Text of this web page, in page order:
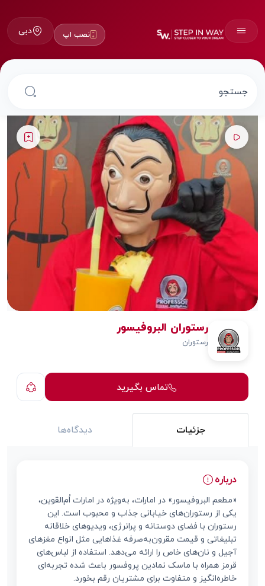
نصب اپ دبی
رستوران البروفيسور
رستوران
تماس بگیرید
جزئیات دیدگاه‌ها
درباره
«مطعم البروفيسور» در امارات، به‌ویژه در امارات اُم‌القوین،
یکی از رستوران‌های خیابانی جذاب و محبوب است. این
رستوران با فضای دوستانه و پرانرژی، ویدیوهای خلاقانه
تبلیغاتی و قیمت مقرون‌به‌صرفه غذاهایی مثل انواع مغزهای
آجیل و نان‌های خاص را ارائه می‌دهد. استفاده از لباس‌های
قرمز همراه با ماسک نمادین پروفسور باعث شده تجربه‌ای
خاطره‌انگیز و متفاوت برای مشتریان رقم بخورد.